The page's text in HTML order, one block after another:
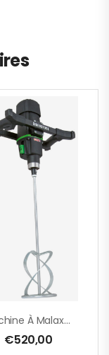
Machine À Malaxer SET – EHR 23/2.5 S – 180 Mm + Mélangeur MG 160 – 1800 W – Câble PUR
€520,00